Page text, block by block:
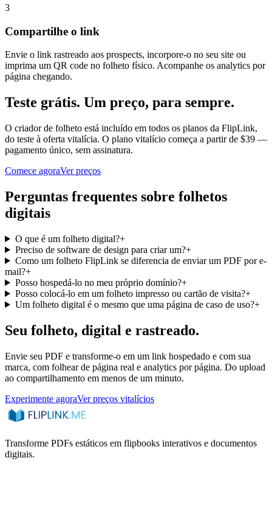
3
Compartilhe o link
Envie o link rastreado aos prospects, incorpore-o no seu site ou
imprima um QR code no folheto físico. Acompanhe os analytics por
página chegando.
Teste grátis. Um preço, para sempre.
O criador de folheto está incluído em todos os planos da FlipLink,
do teste à oferta vitalícia. O plano vitalício começa a partir de $39 —
pagamento único, sem assinatura.
Comece agoraVer preços
Perguntas frequentes sobre folhetos
digitais
O que é um folheto digital?+
Preciso de software de design para criar um?+
Como um folheto FlipLink se diferencia de enviar um PDF por e-
mail?+
Posso hospedá-lo no meu próprio domínio?+
Posso colocá-lo em um folheto impresso ou cartão de visita?+
Um folheto digital é o mesmo que uma página de caso de uso?+
Seu folheto, digital e rastreado.
Envie seu PDF e transforme-o em um link hospedado e com sua
marca, com folhear de página real e analytics por página. Do upload
ao compartilhamento em menos de um minuto.
Experimente agoraVer preços vitalícios
Transforme PDFs estáticos em flipbooks interativos e documentos
digitais.